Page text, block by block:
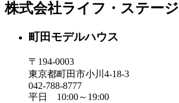
株式会社ライフ・ステージ
町田モデルハウス
〒194-0003
東京都町田市小川4-18-3
042-788-8777
平日 10:00～19:00